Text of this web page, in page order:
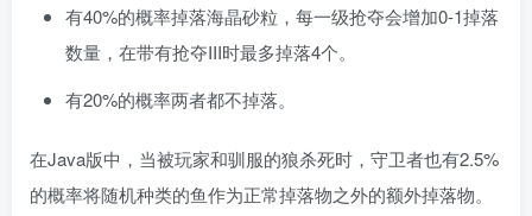
有40%的概率掉落海晶砂粒 ，每一级抢夺会增加0-1掉落
数量，在带有抢夺III时最多掉落4个。
有20%的概率两者都不掉落。
在Java版中，当被玩家和驯服的狼杀死时，守卫者也有2.5%
的概率将随机种类的鱼作为正常掉落物之外的额外掉落物。